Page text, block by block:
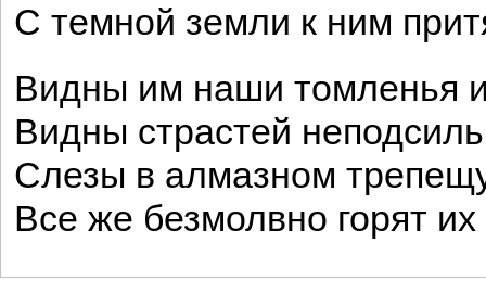
С темной земли к ним
Видны им наши томленья
Видны страстей
Слезы в алмазном
Все же безмолвно горят